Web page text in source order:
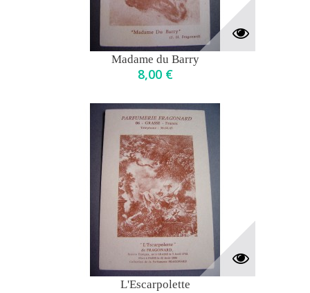
Madame du Barry
8,00 €
L'Escarpolette